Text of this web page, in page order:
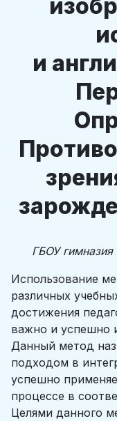
и
ГБОУ
Использование
различных
достижения
важно и успешно
Данный метод
подходом в
успешно
процессе в
Целями данного